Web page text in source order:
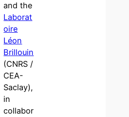
and the
Laborat
oire
Léon
Brillouin
(CNRS /
CEA-
Saclay),
in
collabor